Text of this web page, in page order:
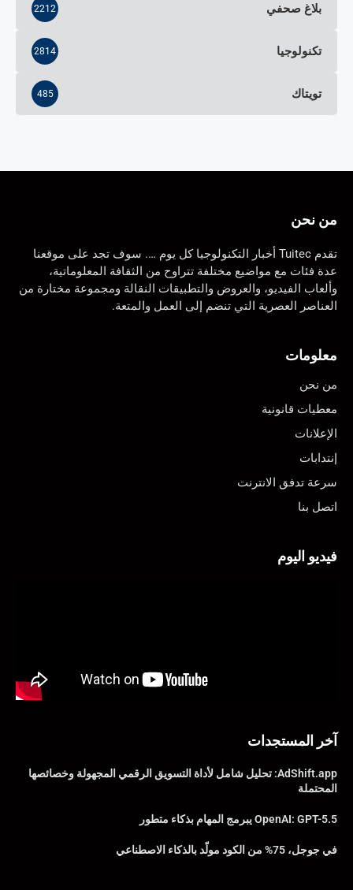
بلاغ صحفي 2212
تكنولوجيا 2814
تويتاك 485
من نحن
تقدم Tuitec أخبار التكنولوجيا كل يوم …. سوف تجد على موقعنا
عدة فئات مع مواضيع مختلفة تتراوح من الثقافة المعلوماتية،
وألعاب الفيديو، والعروض والتطبيقات النقالة ومجموعة مختارة من
العناصر العصرية التي تنضم إلى العمل والمتعة.
معلومات
من نحن
معطيات قانونية
الإعلانات
إنتدابات
سرعة تدفق الانترنت
اتصل بنا
فيديو اليوم
آخر المستجدات
AdShift.app: تحليل شامل لأداة التسويق الرقمي المجهولة وخصائصها
المحتملة
OpenAI: GPT-5.5 يبرمج المهام بذكاء متطور
في جوجل، 75% من الكود مولّد بالذكاء الاصطناعي